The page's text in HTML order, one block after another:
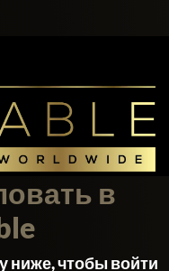
в
ниже, чтобы войти